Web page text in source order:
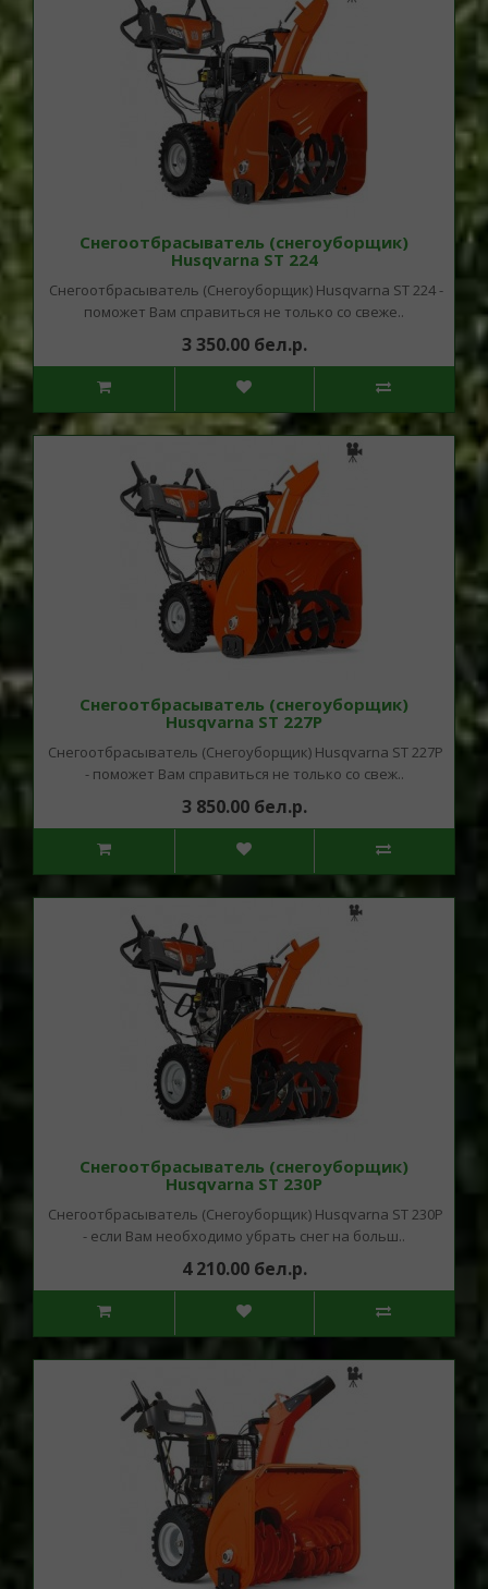
Снегоотбрасыватель (снегоуборщик)
Husqvarna ST 224
Снегоотбрасыватель (Снегоуборщик) Husqvarna ST 224 -
поможет Вам справиться не только со свеже..
3 350.00 бел.р.
Снегоотбрасыватель (снегоуборщик)
Husqvarna ST 227P
Снегоотбрасыватель (Снегоуборщик) Husqvarna ST 227P
- поможет Вам справиться не только со свеж..
3 850.00 бел.р.
Снегоотбрасыватель (снегоуборщик)
Husqvarna ST 230P
Снегоотбрасыватель (Снегоуборщик) Husqvarna ST 230P
- если Вам необходимо убрать снег на больш..
4 210.00 бел.р.